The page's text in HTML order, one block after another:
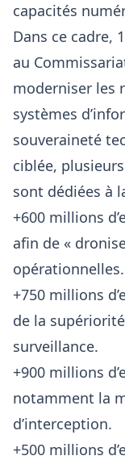
capacités
Dans ce cadre,
au
moderniser les
systèmes
souveraineté
ciblée,
sont dédiées à
+600 millions
afin de «
opérationnelles.
+750 millions
de la
surveillance.
+900 millions
notamment la
d’interception.
+500 millions